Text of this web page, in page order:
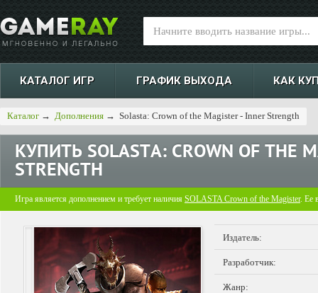
КАТАЛОГ ИГР ГРАФИК ВЫХОДА КАК
Каталог → Дополнения → Solasta: Crown of the Magister - Inner Strength
КУПИТЬ SOLASTA: CROWN OF THE
STRENGTH
Игра является дополнением и требует наличия SOLASTA Crown of the Magister. Ее
Издатель:
Разработчик:
Жанр: